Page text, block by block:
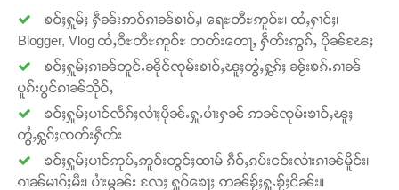
ၶဝ်ႈႁူမ်ႈ ႁဵၼ်းဢဝ်ၵၢၼ်ၶၢဝ်ႇ၊ ရေႊတီႊဢူဝ်ႊ၊ ထႆႇႁၢင်ႈ၊
Blogger, Vlog ထႆႇဝီႊတီႊဢူဝ်ႊ တတ်းတေႃႇ ႁဵတ်းဢွၵ်ႇ ပိုၼ်ၽႄႈ
ၶဝ်ႈႁူမ်ႈၵၢၼ်တူင်ႉၼိုင်ၸုမ်းၶၢဝ်ႇၽူႈတွႆႇႁွၵ်ႈ ၼႂ်းၶၵ်ႉၵၢၼ်
ပူၵ်းပွင်ၵၢၼ်သိုဝ်ႇ
ၶဝ်ႈႁူမ်ႈပၢင်လႅၵ်ႈလၢႆႈပိုၼ်ႉႁူႉပၢႆးႁၼ် ဢၼ်ၸုမ်းၶၢဝ်ႇၽူႈ
တွႆႇႁွၵ်ႈၸတ်းႁဵတ်း
ၶဝ်ႈႁူမ်ႈပၢင်ဢုပ်ႇဢူဝ်းတွင်ႈထၢမ် ၵဵဝ်ႇၵပ်းငဝ်းလၢႆးၵၢၼ်မိူင်း၊
ၵၢၼ်မၢၵ်ႈမီး၊ ပၢႆးမွၼ်း လႄႈ ႁူဝ်ၶေႃႈ ဢၼ်ၶႂ်ႈႁူႉၶႂ်ႈငိၼ်း။